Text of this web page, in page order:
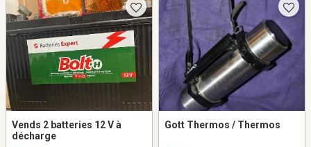
Vends 2 batteries 12 V à
décharge
Gott Thermos / Thermos